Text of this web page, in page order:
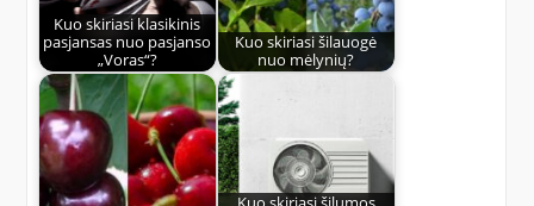
Kuo skiriasi klasikinis
pasjansas nuo pasjanso
„Voras“?
Kuo skiriasi šilauogė
nuo mėlynių?